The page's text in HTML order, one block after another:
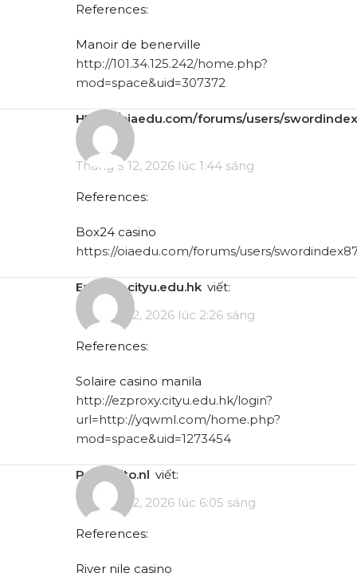
References:
Manoir de benerville
http://101.34.125.242/home.php?
mod=space&uid=307372
https://oiaedu.com/forums/users/
viết:
Tháng 5 12, 2026 lúc 1:44 sáng
References:
Box24 casino
https://oiaedu.com/forums/users/
ezproxy.cityu.edu.hk viết:
Tháng 5 12, 2026 lúc 2:26 sáng
References:
Solaire casino manila
http://ezproxy.cityu.edu.hk/login?
url=http://yqwml.com/home.php?
mod=space&uid=1273454
pads.jeito.nl viết:
Tháng 5 12, 2026 lúc 6:05 sáng
References:
River nile casino